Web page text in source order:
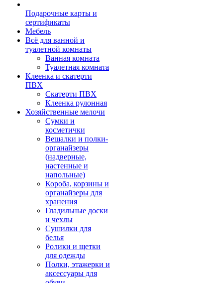
Подарочные карты и
сертификаты
Мебель
Всё для ванной и
туалетной комнаты
Ванная комната
Туалетная комната
Клеенка и скатерти
ПВХ
Скатерти ПВХ
Клеенка рулонная
Хозяйственные мелочи
Сумки и
косметички
Вешалки и полки-
органайзеры
(надверные,
настенные и
напольные)
Короба, корзины и
органайзеры для
хранения
Гладильные доски
и чехлы
Сушилки для
белья
Ролики и щетки
для одежды
Полки, этажерки и
аксессуары для